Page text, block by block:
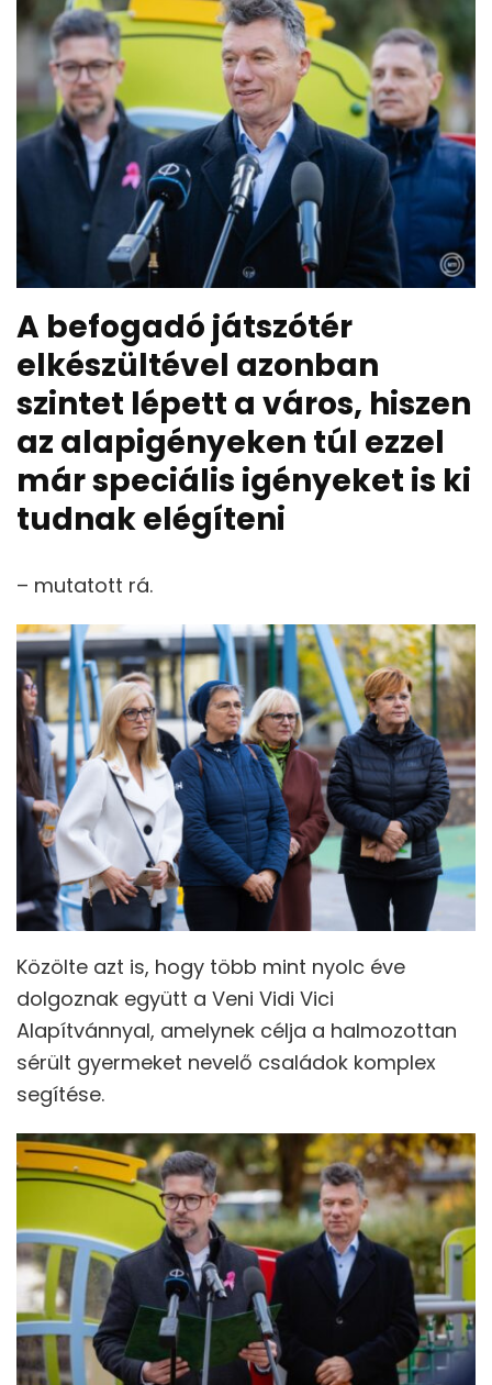
A befogadó játszótér
elkészültével azonban
szintet lépett a város, hiszen
az alapigényeken túl ezzel
már speciális igényeket is ki
tudnak elégíteni
– mutatott rá.
Közölte azt is, hogy több mint nyolc éve
dolgoznak együtt a Veni Vidi Vici
Alapítvánnyal, amelynek célja a halmozottan
sérült gyermeket nevelő családok komplex
segítése.